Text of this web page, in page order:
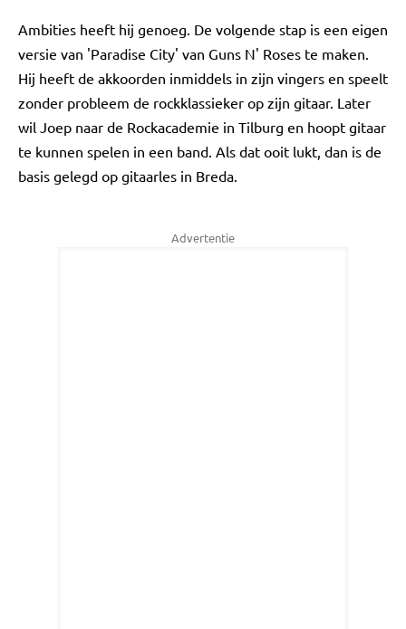
Ambities heeft hij genoeg. De volgende stap is een eigen
versie van 'Paradise City' van Guns N' Roses te maken.
Hij heeft de akkoorden inmiddels in zijn vingers en speelt
zonder probleem de rockklassieker op zijn gitaar. Later
wil Joep naar de Rockacademie in Tilburg en hoopt gitaar
te kunnen spelen in een band. Als dat ooit lukt, dan is de
basis gelegd op gitaarles in Breda.
Advertentie